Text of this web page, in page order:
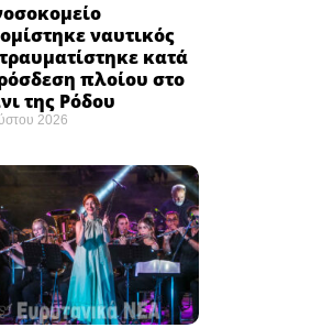
ναυτικός
κατά
πλοίου στο
της Ρόδου
2026